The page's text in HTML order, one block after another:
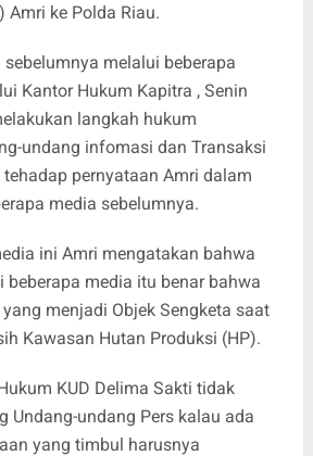
Amri ke Polda Riau.
melalui beberapa
Kantor Hukum Kapitra , Senin
langkah hukum
undang infomasi dan Transaksi
tehadap pernyataan Amri dalam
media sebelumnya.
ini Amri mengatakan bahwa
beberapa media itu benar bahwa
menjadi Objek Sengketa saat
Kawasan Hutan Produksi (HP).
KUD Delima Sakti tidak
Undang-undang Pers kalau ada
yang timbul harusnya